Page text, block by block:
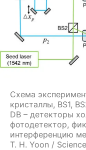
Схема
кристаллы, BS1,
DB – детекторы
фотодетектор,
интерференцию
T. H. Yoon /